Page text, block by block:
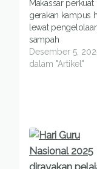
Makassar perkuat
gerakan kampus
lewat
sampah
Desember 5,
dalam "Artikel"